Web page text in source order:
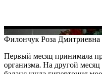
Филончук Роза Дмитриевна
Первый месяц принимала
организма. На другой